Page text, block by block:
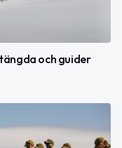
och guider